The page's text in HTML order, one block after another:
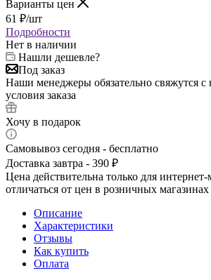
Варианты цен
61 ₽/шт
Подробности
Нет в наличии
Нашли дешевле?
Под заказ
Наши менеджеры обязательно свяжутся с
условия заказа
Хочу в подарок
Самовывоз сегодня - бесплатно
Доставка завтра - 390 ₽
Цена действительна только для
отличаться от цен в розничных магазинах
Описание
Характеристики
Отзывы
Как купить
Оплата